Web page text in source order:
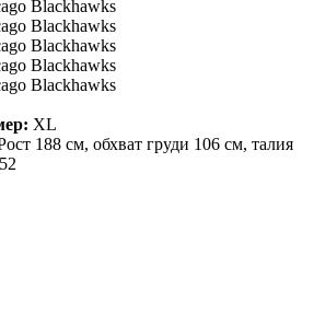
XL
188 см, обхват груди 106 см, талия